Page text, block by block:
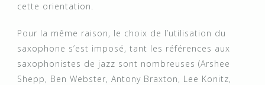
cette orientation.
Pour la même raison, le choix de l’utilisation du
saxophone s’est imposé, tant les références aux
saxophonistes de jazz sont nombreuses (Arshee
Shepp, Ben Webster, Antony Braxton, Lee Konitz,